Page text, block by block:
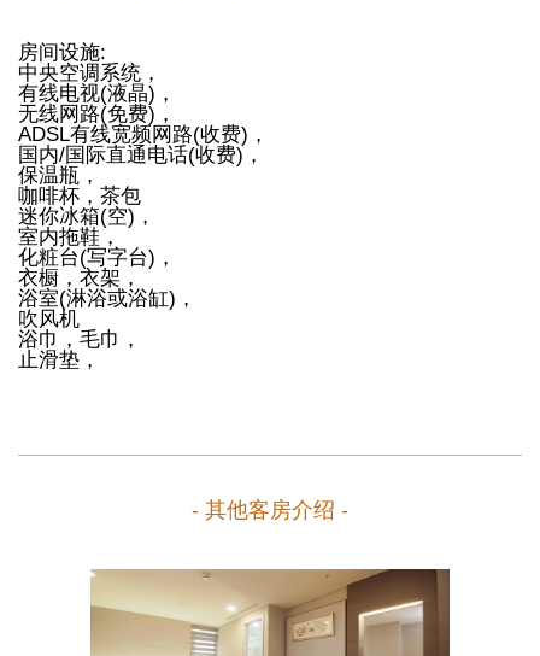
房间设施:
中央空调系统，
有线电视(液晶)，
无线网路(免费)，
ADSL有线宽频网路(收费)，
国内/国际直通电话(收费)，
保温瓶，
咖啡杯，茶包
迷你冰箱(空)，
室内拖鞋，
化粧台(写字台)，
衣橱，衣架，
浴室(淋浴或浴缸)，
吹风机
浴巾，毛巾，
止滑垫，
- 其他客房介绍 -